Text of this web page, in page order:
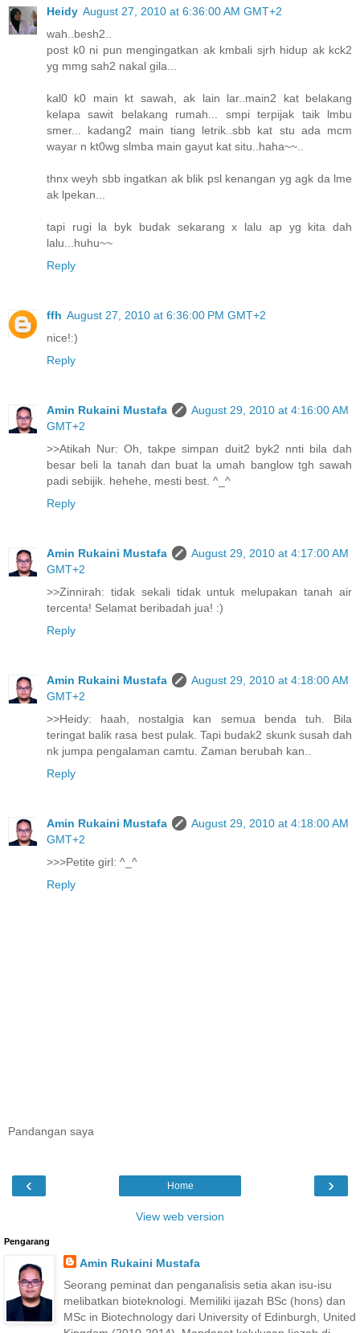
Heidy August 27, 2010 at 6:36:00 AM GMT+2
wah..besh2..
post k0 ni pun mengingatkan ak kmbali sjrh hidup ak kck2
yg mmg sah2 nakal gila...
kal0 k0 main kt sawah, ak lain lar..main2 kat belakang
kelapa sawit belakang rumah... smpi terpijak taik lmbu
smer... kadang2 main tiang letrik..sbb kat stu ada mcm
wayar n kt0wg slmba main gayut kat situ..haha~~..
thnx weyh sbb ingatkan ak blik psl kenangan yg agk da lme
ak lpekan...
tapi rugi la byk budak sekarang x lalu ap yg kita dah
lalu...huhu~~
Reply
ffh August 27, 2010 at 6:36:00 PM GMT+2
nice!:)
Reply
Amin Rukaini Mustafa
August 29, 2010 at 4:16:00 AM
GMT+2
>>Atikah Nur: Oh, takpe simpan duit2 byk2 nnti bila dah
besar beli la tanah dan buat la umah banglow tgh sawah
padi sebijik. hehehe, mesti best. ^_^
Reply
Amin Rukaini Mustafa
August 29, 2010 at 4:17:00 AM
GMT+2
>>Zinnirah: tidak sekali tidak untuk melupakan tanah air
tercenta! Selamat beribadah jua! :)
Reply
Amin Rukaini Mustafa
August 29, 2010 at 4:18:00 AM
GMT+2
>>Heidy: haah, nostalgia kan semua benda tuh. Bila
teringat balik rasa best pulak. Tapi budak2 skunk susah dah
nk jumpa pengalaman camtu. Zaman berubah kan..
Reply
Amin Rukaini Mustafa
August 29, 2010 at 4:18:00 AM
GMT+2
>>>Petite girl: ^_^
Reply
Pandangan saya
‹ ›
Home
View web version
Pengarang
Amin Rukaini Mustafa
Seorang peminat dan penganalisis setia akan isu-isu
melibatkan bioteknologi. Memiliki ijazah BSc (hons) dan
MSc in Biotechnology dari University of Edinburgh, United